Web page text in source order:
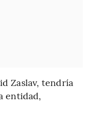
Zaslav, tendría
entidad,